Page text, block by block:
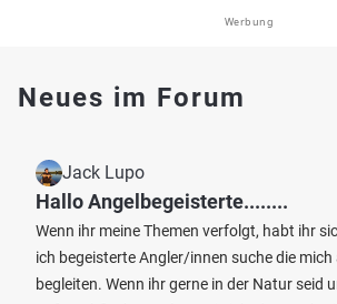
Werbung
Neues im Forum
Jack Lupo
Hallo Angelbegeisterte........
Wenn ihr meine Themen verfolgt, habt ihr
ich begeisterte Angler/innen suche die
begleiten. Wenn ihr gerne in der Natur seid